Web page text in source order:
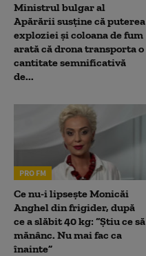
Ministrul bulgar al
Apărării susține că puterea
exploziei și coloana de fum
arată că drona transporta o
cantitate semnificativă
de...
PRO FM
Ce nu-i lipsește Monicăi
Anghel din frigider, după
ce a slăbit 40 kg: “Știu ce să
mănânc. Nu mai fac ca
înainte”